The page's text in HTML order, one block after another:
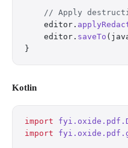
// Apply
    editor.
    editor.
saveTo
}
Kotlin
import
import